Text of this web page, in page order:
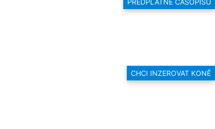
CHCI INZEROVAT KONĚ